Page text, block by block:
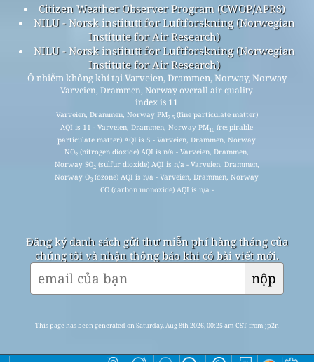
Citizen Weather Observer Program (CWOP/APRS)
NILU - Norsk institutt for Luftforskning (Norwegian
Institute for Air Research)
NILU - Norsk institutt for Luftforskning (Norwegian
Institute for Air Research)
Ô nhiễm không khí tại Varveien, Drammen, Norway, Norway
Varveien, Drammen, Norway overall air quality
index is 11
Varveien, Drammen, Norway PM2.5(fine particulate matter)
AQI is 11 - Varveien, Drammen, Norway PM10 (respirable
particulate matter) AQI is 5 - Varveien, Drammen, Norway
NO2 (nitrogen dioxide) AQI is n/a - Varveien, Drammen,
Norway SO2(sulfur dioxide) AQI is n/a - Varveien, Drammen,
Norway O3 (ozone) AQI is n/a - Varveien, Drammen, Norway
CO (carbon monoxide) AQI is n/a -
Đăng ký danh sách gửi thư miễn phí hàng tháng của
chúng tôi và nhận thông báo khi có bài viết mới.
nộp
This page has been generated on Saturday, Aug 8th 2026, 00:25 am CST from jp2n